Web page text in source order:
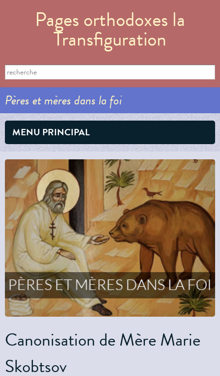
contenu
principal
Pages orthodoxes la
Transfiguration
Formulaire de recherche
Search this site
Pères et mères dans la foi
MENU PRINCIPAL
Canonisation de Mère Marie
Skobtsov